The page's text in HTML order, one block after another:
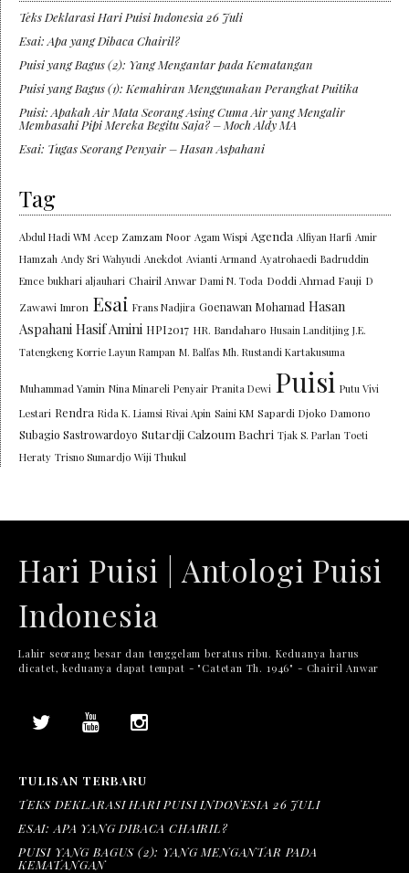
Teks Deklarasi Hari Puisi Indonesia 26 Juli
Esai: Apa yang Dibaca Chairil?
Puisi yang Bagus (2): Yang Mengantar pada Kematangan
Puisi yang Bagus (1): Kemahiran Menggunakan Perangkat Puitika
Puisi: Apakah Air Mata Seorang Asing Cuma Air yang Mengalir
Membasahi Pipi Mereka Begitu Saja? – Moch Aldy MA
Esai: Tugas Seorang Penyair – Hasan Aspahani
Tag
Abdul Hadi WM Acep Zamzam Noor Agam Wispi Agenda Alfiyan Harfi Amir
Hamzah Andy Sri Wahyudi Anekdot Avianti Armand Ayatrohaedi Badruddin
Emce bukhari aljauhari Chairil Anwar Dami N. Toda Doddi Ahmad Fauji D
Zawawi Imron Esai Frans Nadjira Goenawan Mohamad Hasan
Aspahani Hasif Amini HPI2017 HR. Bandaharo Husain Landitjing J.E.
Tatengkeng Korrie Layun Rampan M. Balfas Mh. Rustandi Kartakusuma
Muhammad Yamin Nina Minareli Penyair Pranita Dewi Puisi Putu Vivi
Lestari Rendra Rida K. Liamsi Rivai Apin Saini KM Sapardi Djoko Damono
Subagio Sastrowardoyo Sutardji Calzoum Bachri Tjak S. Parlan Toeti
Heraty Trisno Sumardjo Wiji Thukul
Hari Puisi | Antologi Puisi
Indonesia
Lahir seorang besar dan tenggelam beratus ribu. Keduanya harus
dicatet, keduanya dapat tempat - "Catetan Th. 1946" - Chairil Anwar
TULISAN TERBARU
TEKS DEKLARASI HARI PUISI INDONESIA 26 JULI
ESAI: APA YANG DIBACA CHAIRIL?
PUISI YANG BAGUS (2): YANG MENGANTAR PADA
KEMATANGAN